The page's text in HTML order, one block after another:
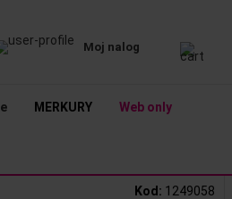
Moj nalog
MERKURY Web only
Kod : 1249058